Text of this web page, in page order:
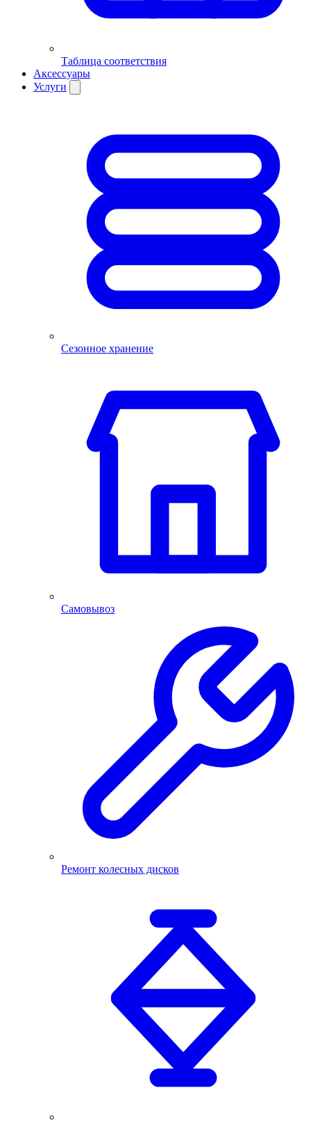
Таблица соответствия
Аксессуары
Услуги
Сезонное хранение
Самовывоз
Ремонт колесных дисков